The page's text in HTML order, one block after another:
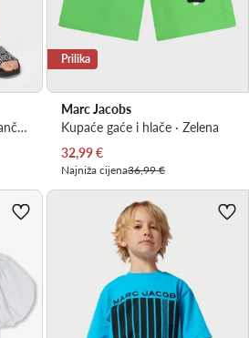
Kupaće gaće i hlače · Narančasta
Prilika
Marc Jacobs
Kupaće gaće i hlače · Zelena
Trenutna cijena
32,99€
Najniža cijena36,99 €